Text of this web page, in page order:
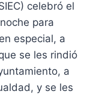
celebró el
para
especial, a
se les rindió
a
y se les